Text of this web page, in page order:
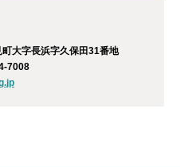
大字長浜字久保田31番地
7008